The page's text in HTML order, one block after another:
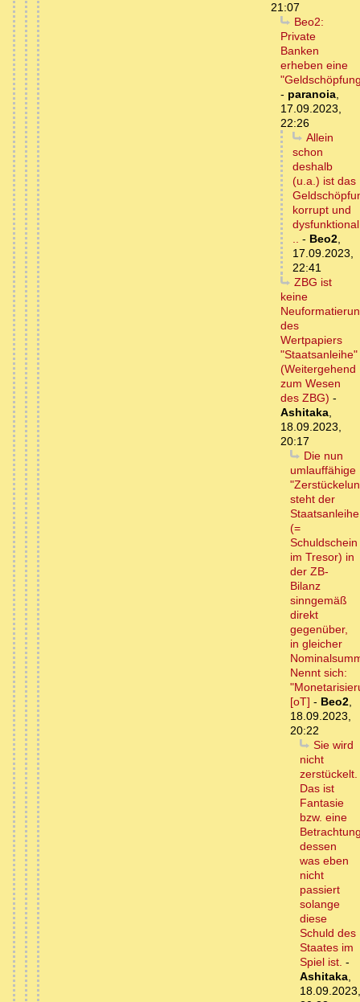
21:07
Beo2:
Private
Banken
erheben eine
- paranoia,
17.09.2023,
22:26
Allein
schon
deshalb
(u.a.) ist das
korrupt und
dysfunktional
.. - Beo2,
17.09.2023,
22:41
ZBG ist
keine
des
Wertpapiers
"Staatsanleihe"
(Weitergehend
zum Wesen
des ZBG) -
Ashitaka,
18.09.2023,
20:17
Die nun
umlauffähige
steht der
Staatsanleihe
(=
Schuldschein
im Tresor) in
der ZB-
Bilanz
sinngemäß
direkt
gegenüber,
in gleicher
Nennt sich:
[oT] - Beo2,
18.09.2023,
20:22
Sie wird
nicht
zerstückelt.
Das ist
Fantasie
bzw. eine
dessen
was eben
nicht
passiert
solange
diese
Schuld des
Staates im
Spiel ist. -
Ashitaka,
18.09.2023,